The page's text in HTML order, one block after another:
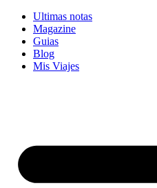
Ultimas notas
Magazine
Guias
Blog
Mis Viajes